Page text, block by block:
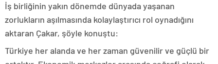
İş birliğinin yakın dönemde dünyada yaşanan
zorlukların aşılmasında kolaylaştırıcı rol oynadığını
aktaran Çakar, şöyle konuştu:
Türkiye her alanda ve her zaman güvenilir ve güçlü bir